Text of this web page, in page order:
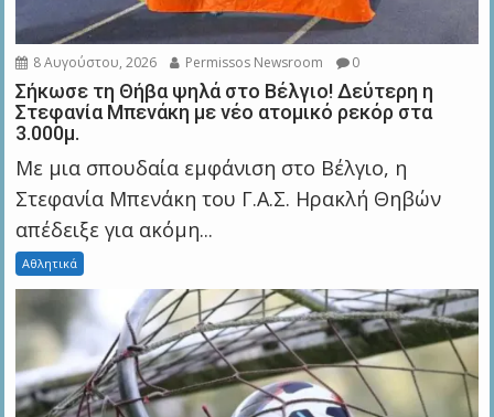
8 Αυγούστου, 2026 Permissos Newsroom 0
Σήκωσε τη Θήβα ψηλά στο Βέλγιο! Δεύτερη η
Στεφανία Μπενάκη με νέο ατομικό ρεκόρ στα
3.000μ.
Με μια σπουδαία εμφάνιση στο Βέλγιο, η
Στεφανία Μπενάκη του Γ.Α.Σ. Ηρακλή Θηβών
απέδειξε για ακόμη...
Αθλητικά